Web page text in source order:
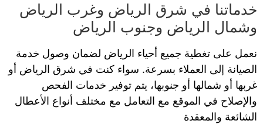
خدماتنا في شرق الرياض وغرب الرياض
وشمال الرياض وجنوب الرياض
نعمل على تغطية جميع أحياء الرياض لضمان وصول خدمة
الصيانة إلى العملاء بسرعة. سواء كنت في شرق الرياض أو
غربها أو شمالها أو جنوبها، يتم توفير خدمات الفحص
والإصلاح في الموقع مع التعامل مع مختلف أنواع الأعطال
الشائعة والمعقدة